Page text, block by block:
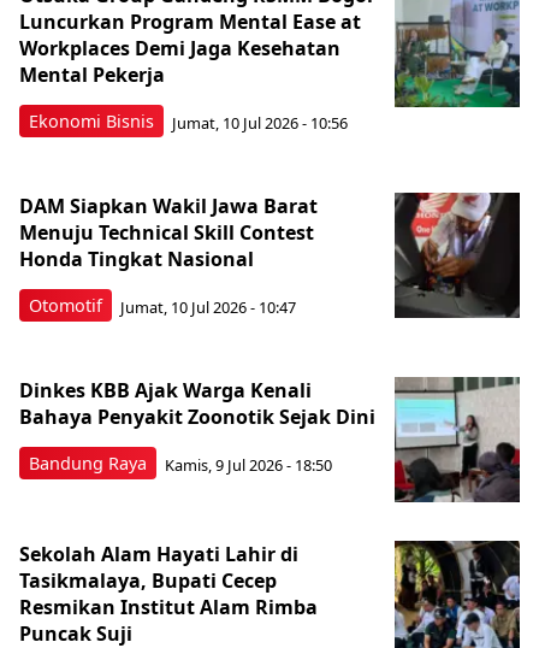
Ekonomi Bisnis
Luncurkan Program Mental Ease at
Workplaces Demi Jaga Kesehatan
Mental Pekerja
Jumat, 10 Jul 2026 - 10:56
Otomotif
DAM Siapkan Wakil Jawa Barat
Menuju Technical Skill Contest
Honda Tingkat Nasional
Jumat, 10 Jul 2026 - 10:47
Bandung Raya
Dinkes KBB Ajak Warga Kenali
Bahaya Penyakit Zoonotik Sejak Dini
Kamis, 9 Jul 2026 - 18:50
Sekolah Alam Hayati Lahir di
Tasikmalaya, Bupati Cecep
Resmikan Institut Alam Rimba
Puncak Suji